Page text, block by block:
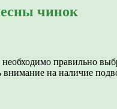
чинок
правильно
внимание на наличие